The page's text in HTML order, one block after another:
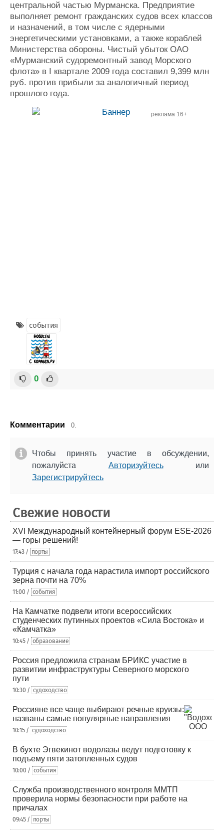
центральной частью Мурманска. Предприятие
выполняет ремонт гражданских судов всех классов
и назначений, в том числе с ядерными
энергетическими установками, а также кораблей
Министерства обороны. Чистый убыток ОАО
«Мурманский судоремонтный завод Морского
флота» в I квартале 2009 года составил 9,399 млн
руб. против прибыли за аналогичный период
прошлого года.
реклама 16+
события
0
Комментарии 0.
Чтобы принять участие в обсуждении,
пожалуйста Авторизуйтесьили
Зарегистрируйтесь
Свежие новости
XVI Международный контейнерный форум ESE-2026
— горы решений!
17:43 / порты
Турция с начала года нарастила импорт российского
зерна почти на 70%
11:00 / события
На Камчатке подвели итоги всероссийских
студенческих путинных проектов «Сила Востока» и
«Камчатка»
10:45 / образование
Россия предложила странам БРИКС участие в
развитии инфраструктуры Северного морского
пути
10:30 / судоходство
Россияне все чаще выбирают речные круизы:
названы самые популярные направления
10:15 / судоходство
В бухте Эгвекинот водолазы ведут подготовку к
подъему пяти затопленных судов
10:00 / события
Служба производственного контроля ММТП
проверила нормы безопасности при работе на
причалах
09:45 / порты